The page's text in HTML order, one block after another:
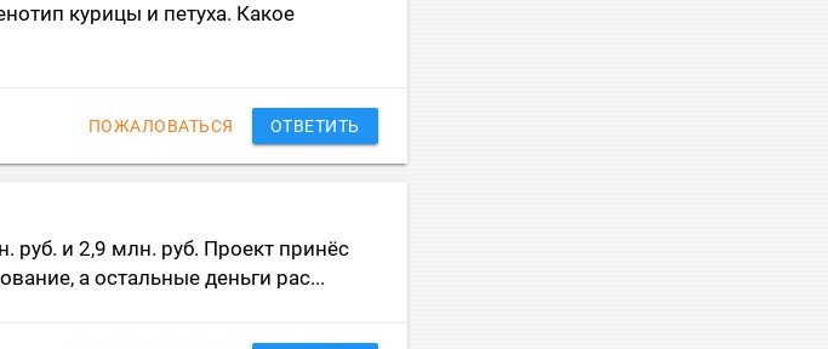
курицы и петуха. Какое
ОТВЕТИТЬ
ПОЖАЛОВАТЬСЯ
руб. и 2,9 млн. руб. Проект принёс
а остальные деньги рас...